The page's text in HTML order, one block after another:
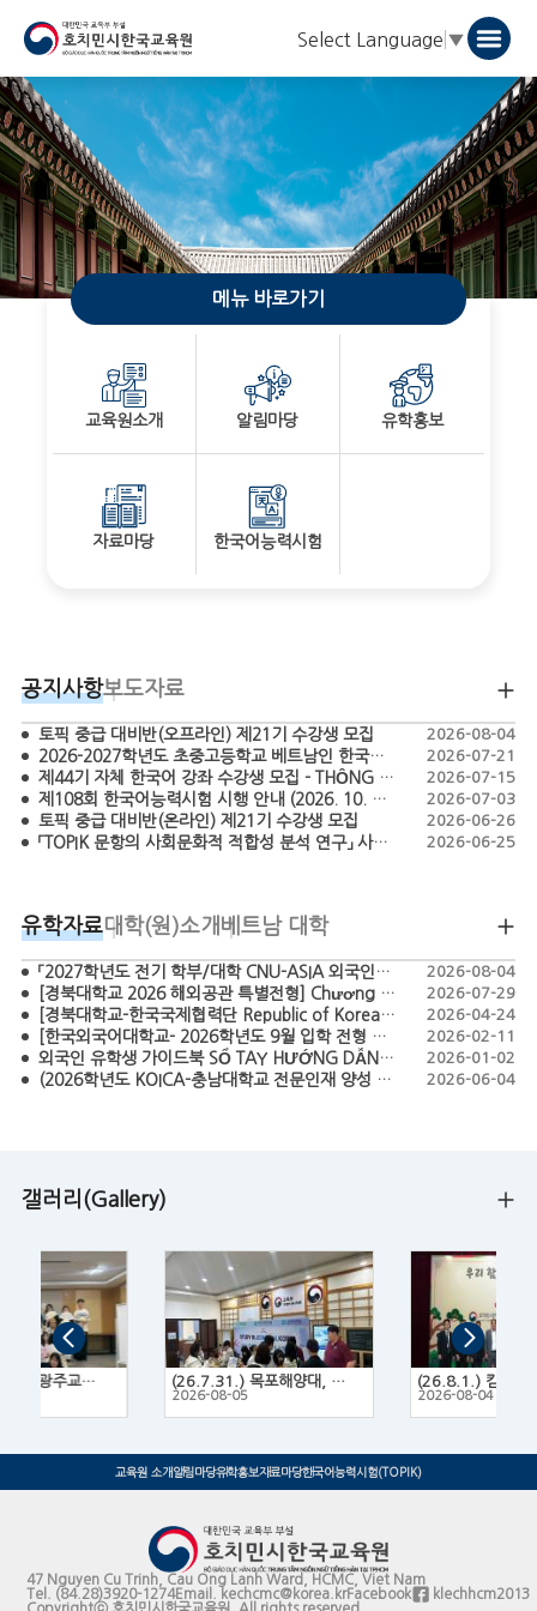
Select Language ▼
메뉴 바로가기
교육원소개 알림마당 유학홍보
자료마당 한국어능력시험
공지사항보도자료
토픽 중급 대비반(오프라인) 제21기 수강생 모집 2026-08-04
2026-2027학년도 초중고등학교 베트남인 한국어 교원 모집 공고 - TUYỂN DỤNG GIÁO VIÊN TIẾNG HÀN BẬC TIỂU HỌC, THCS, THPT NĂM HỌC 2026-2027 2026-07-21
제44기 자체 한국어 강좌 수강생 모집 - THÔNG BÁO CHIÊU SINH HỌC VIÊN LỚP TIẾNG HÀN KHÓA 44 2026-07-15
제108회 한국어능력시험 시행 안내 (2026. 10. 18.) 2026-07-03
토픽 중급 대비반(온라인) 제21기 수강생 모집 2026-06-26
「TOPIK 문항의 사회문화적 적합성 분석 연구」 사업 간접보조사업자 공모 (재공고) 2026-06-25
유학자료대학(원)소개 베트남 대학
「2027학년도 전기 학부/대학 CNU-ASIA 외국인특별전형 모집요강」 TUYỂN SINH CHƯƠNG TRÌNH CNU-ASIA DÀNH CHO SINH VIÊN QUỐC TẾ HỆ ĐẠI HỌC/ CAO HỌC NĂM 2027 2026-08-04
[경북대학교 2026 해외공관 특별전형] Chương trình tuyển sinh đặc biệt năm 2026 của Đại học Quốc gia Kyungpook (Kyungpook National University) 2026-07-29
[경북대학교-한국국제협력단 Republic of Korea Scholarship Program – Master’s in Agriculture 2026] CHƯƠNG TRÌNH HỌC BỔNG KOICA - KNU 2026 2026-04-24
[한국외국어대학교- 2026학년도 9월 입학 전형 모집요강 ]-THÔNG TIN TUYỂN SINH HỌC KỲ THÁNG 9 NĂM 2026-CHƯƠNG TRÌNH TUYỂN SINH ĐẶC BIỆT DÀNH CHO SINH VIÊN QUỐC TẾ 2026-02-11
외국인 유학생 가이드북 SỔ TAY HƯỚNG DẪN DÀNH CHO DU HỌC SINH HÀN QUỐC 2026-01-02
(2026학년도 KOICA-충남대학교 전문인재 양성 프로그램 모집요강) KOICA-CNU NEXT Fellowship 2026 2026-06-04
갤러리(Gallery)
(26.7.14.~16.) 광주교육대학교 한국문화 체험 프로그램 (26.7.31.) 목포해양대, 목포대, 목포과학대 3개 대학 연합 유학박람회
2026-08-05 2026-08-04
교육원 소개 알림마당유학홍보자료마당한국어능력시험(TOPIK)
47 Nguyen Cu Trinh, Cau Ong Lanh Ward, HCMC, Viet Nam
Tel. (84.28)3920-1274Email. kechcmc@korea.krFacebook
klechhcm2013